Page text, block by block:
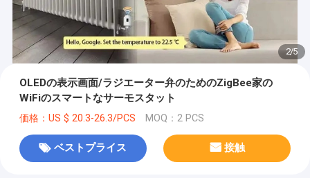
2/5
OLEDの表示画面/ラジエーター弁のためのZigBee家の
WiFiのスマートなサーモスタット
価格：US $ 20.3-26.3/PCS MOQ：2 PCS
ベストプライス 接触